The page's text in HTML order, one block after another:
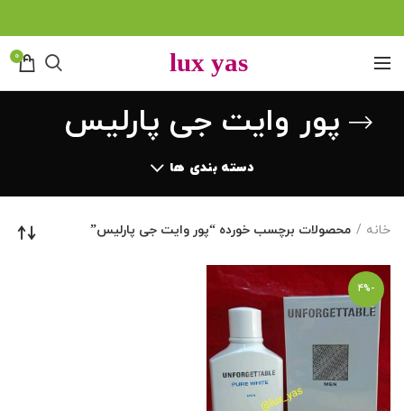
0
پور وایت جی پارلیس
دسته بندی ها
خانه محصولات برچسب خورده “پور وایت جی پارلیس”
-4%